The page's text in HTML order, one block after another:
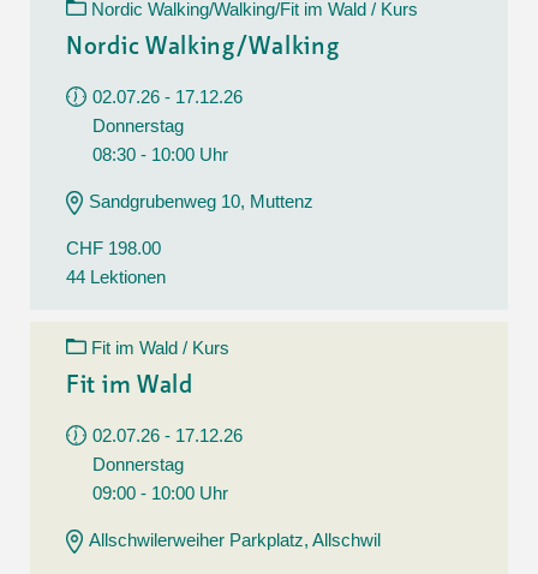
Nordic Walking/Walking/Fit im Wald / Kurs
Nordic Walking/Walking
02.07.26 - 17.12.26
Donnerstag
08:30 - 10:00 Uhr
Sandgrubenweg 10, Muttenz
CHF 198.00
44 Lektionen
Fit im Wald / Kurs
Fit im Wald
02.07.26 - 17.12.26
Donnerstag
09:00 - 10:00 Uhr
Allschwilerweiher Parkplatz, Allschwil